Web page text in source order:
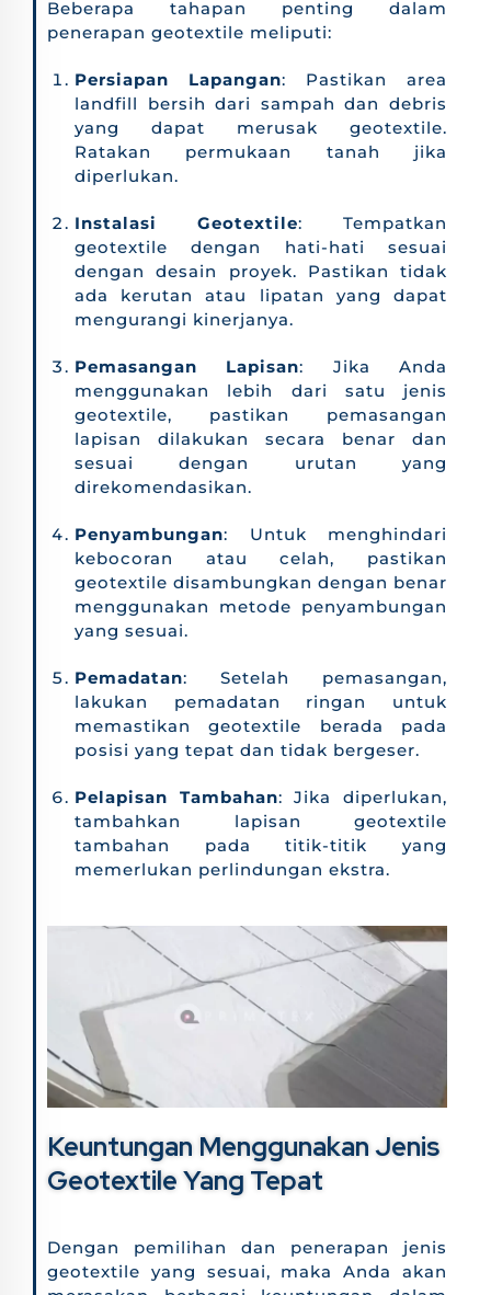
Beberapa tahapan penting dalam
penerapan geotextile meliputi:
Persiapan Lapangan: Pastikan area
landfill bersih dari sampah dan debris
yang dapat merusak geotextile.
Ratakan permukaan tanah jika
diperlukan.
Instalasi Geotextile: Tempatkan
geotextile dengan hati-hati sesuai
dengan desain proyek. Pastikan tidak
ada kerutan atau lipatan yang dapat
mengurangi kinerjanya.
Pemasangan Lapisan: Jika Anda
menggunakan lebih dari satu jenis
geotextile, pastikan pemasangan
lapisan dilakukan secara benar dan
sesuai dengan urutan yang
direkomendasikan.
Penyambungan: Untuk menghindari
kebocoran atau celah, pastikan
geotextile disambungkan dengan benar
menggunakan metode penyambungan
yang sesuai.
Pemadatan: Setelah pemasangan,
lakukan pemadatan ringan untuk
memastikan geotextile berada pada
posisi yang tepat dan tidak bergeser.
Pelapisan Tambahan: Jika diperlukan,
tambahkan lapisan geotextile
tambahan pada titik-titik yang
memerlukan perlindungan ekstra.
Keuntungan Menggunakan Jenis
Geotextile Yang Tepat
Dengan pemilihan dan penerapan jenis
geotextile yang sesuai, maka Anda akan